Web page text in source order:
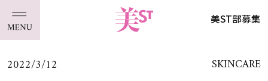
美ST部募集
2022/3/12 SKINCARE